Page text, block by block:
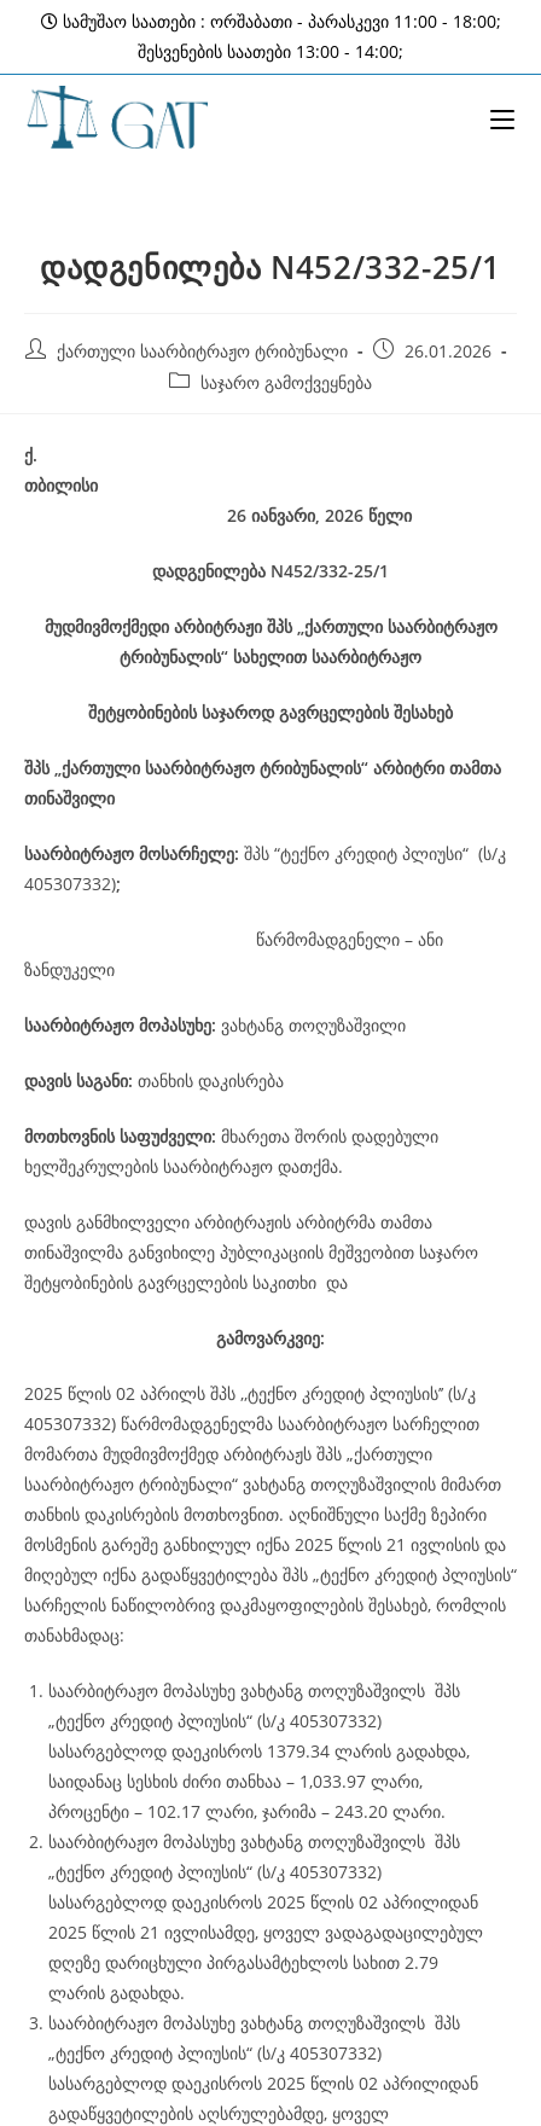
content
სამუშაო საათები : ორშაბათი - პარასკევი 11:00 - 18:00;
შესვენების საათები 13:00 - 14:00;
დადგენილება N452/332-25/1
Post ქართული საარბიტრაჟო ტრიბუნალი
Post 26.01.2026
Post საჯარო გამოქვეყნება
ქ.
თბილისი
26 იანვარი, 2026 წელი
დადგენილება N452/332-25/1
მუდმივმოქმედი არბიტრაჟი შპს „ქართული საარბიტრაჟო
ტრიბუნალის“ სახელით საარბიტრაჟო
შეტყობინების საჯაროდ გავრცელების შესახებ
შპს „ქართული საარბიტრაჟო ტრიბუნალის“ არბიტრი თამთა
თინაშვილი
საარბიტრაჟო მოსარჩელე: შპს “ტექნო კრედიტ პლიუსი“ (ს/კ
405307332);
წარმომადგენელი – ანი
ზანდუკელი
საარბიტრაჟო მოპასუხე: ვახტანგ თოღუზაშვილი
დავის საგანი: თანხის დაკისრება
მოთხოვნის საფუძველი: მხარეთა შორის დადებული
ხელშეკრულების საარბიტრაჟო დათქმა.
დავის განმხილველი არბიტრაჟის არბიტრმა თამთა
თინაშვილმა განვიხილე პუბლიკაციის მეშვეობით საჯარო
შეტყობინების გავრცელების საკითხი და
გამოვარკვიე:
2025 წლის 02 აპრილს შპს ,,ტექნო კრედიტ პლიუსის’’ (ს/კ
405307332) წარმომადგენელმა საარბიტრაჟო სარჩელით
მომართა მუდმივმოქმედ არბიტრაჟს შპს „ქართული
საარბიტრაჟო ტრიბუნალი“ ვახტანგ თოღუზაშვილის მიმართ
თანხის დაკისრების მოთხოვნით. აღნიშნული საქმე ზეპირი
მოსმენის გარეშე განხილულ იქნა 2025 წლის 21 ივლისის და
მიღებულ იქნა გადაწყვეტილება შპს „ტექნო კრედიტ პლიუსის“
სარჩელის ნაწილობრივ დაკმაყოფილების შესახებ, რომლის
თანახმადაც:
საარბიტრაჟო მოპასუხე ვახტანგ თოღუზაშვილს შპს
„ტექნო კრედიტ პლიუსის“ (ს/კ 405307332)
სასარგებლოდ დაეკისროს 1379.34 ლარის გადახდა,
საიდანაც სესხის ძირი თანხაა – 1,033.97 ლარი,
პროცენტი – 102.17 ლარი, ჯარიმა – 243.20 ლარი.
საარბიტრაჟო მოპასუხე ვახტანგ თოღუზაშვილს შპს
„ტექნო კრედიტ პლიუსის“ (ს/კ 405307332)
სასარგებლოდ დაეკისროს 2025 წლის 02 აპრილიდან
2025 წლის 21 ივლისამდე, ყოველ ვადაგადაცილებულ
დღეზე დარიცხული პირგასამტეხლოს სახით 2.79
ლარის გადახდა.
საარბიტრაჟო მოპასუხე ვახტანგ თოღუზაშვილს შპს
„ტექნო კრედიტ პლიუსის“ (ს/კ 405307332)
სასარგებლოდ დაეკისროს 2025 წლის 02 აპრილიდან
გადაწყვეტილების აღსრულებამდე, ყოველ